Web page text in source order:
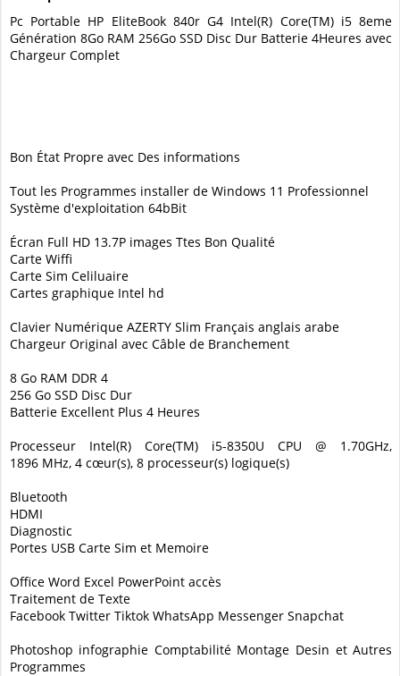
Pc Portable HP EliteBook 840r G4 Intel(R) Core(TM) i5 8eme
Génération 8Go RAM 256Go SSD Disc Dur Batterie 4Heures avec
Chargeur Complet
Bon État Propre avec Des informations
Tout les Programmes installer de Windows 11 Professionnel
Système d'exploitation 64bBit
Écran Full HD 13.7P images Ttes Bon Qualité
Carte Wiffi
Carte Sim Celiluaire
Cartes graphique Intel hd
Clavier Numérique AZERTY Slim Français anglais arabe
Chargeur Original avec Câble de Branchement
8 Go RAM DDR 4
256 Go SSD Disc Dur
Batterie Excellent Plus 4 Heures
Processeur Intel(R) Core(TM) i5-8350U CPU @ 1.70GHz,
1896 MHz, 4 cœur(s), 8 processeur(s) logique(s)
Bluetooth
HDMI
Diagnostic
Portes USB Carte Sim et Memoire
Office Word Excel PowerPoint accès
Traitement de Texte
Facebook Twitter Tiktok WhatsApp Messenger Snapchat
Photoshop infographie Comptabilité Montage Desin et Autres
Programmes